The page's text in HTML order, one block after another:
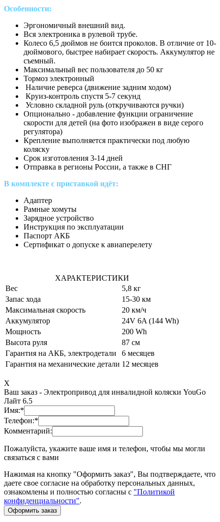
Особенности:
Эргономичный внешний вид.
Вся электроника в рулевой трубе.
Колесо 6,5 дюймов не боится проколов. В отличие от 10-
дюймового, быстрее набирает скорость. Аккумулятор не
съемный.
Максимальный вес пользователя до 50 кг
Тормоз электронный
Наличие реверса (движение задним ходом)
Круиз-контроль спустя 5-7 секунд
Условно складной руль (откручиваются ручки)
Опционально - добавление функции ограничение
скорости для детей (на фото изображен в виде серого
регулятора)
Крепление выполняется практически под любую
коляску
Срок изготовления 3-14 дней
Отправка в регионы России, а также в СНГ
В комплекте с приставкой идёт:
Адаптер
Рамные хомуты
Зарядное устройство
Инструкция по эксплуатации
Паспорт АКБ
Сертификат о допуске к авиаперелету
ХАРАКТЕРИСТИКИ
Вес
5,8 кг
Запас хода
15-30 км
Максимальная скорость
20 км/ч
Аккумулятор
24V 6A (144 Wh)
Мощность
200 Wh
Высота руля
87 см
Гарантия на АКБ, электродетали
6 месяцев
Гарантия на механические детали 12 месяцев
X
Ваш заказ - Электропривод для инвалидной коляски YouGo
Лайт 6.5
Имя:*
Телефон:*
Комментарий:
Пожалуйста, укажите ваше имя и телефон, чтобы мы могли
связаться с вами
Нажимая на кнопку "Оформить заказ", Вы подтверждаете, что
даете свое согласие на обработку персональных данных,
ознакомлены и полностью согласны с "Политикой
конфиденциальности".
Оформить заказ